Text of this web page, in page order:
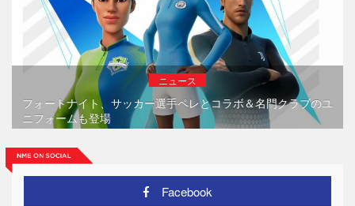
ニュース
フォートナイト、サッカー選手ペレとコラボ＆名門クラブのユ
ニフォームも登場
Facebook